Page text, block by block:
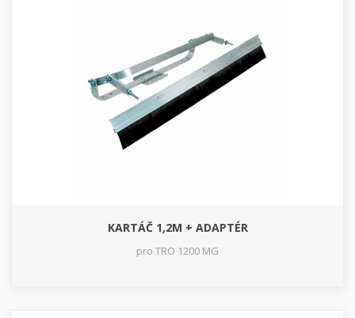
KARTÁČ 1,2M + ADAPTÉR
pro TRO 1200 MG